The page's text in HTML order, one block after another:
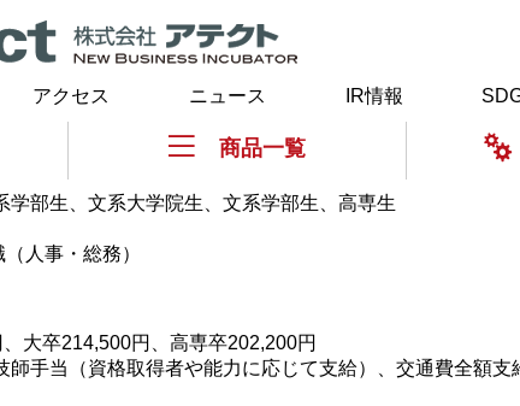
アクセス ニュース IR情報
商品一覧
学部生、文系大学院生、文系学部生、高専生
人事・総務）
大卒214,500円、高専卒202,200円
師手当（資格取得者や能力に応じて支給）、交通費全額